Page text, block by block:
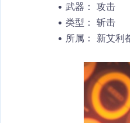
武器： 攻击
类型： 斩击
所属：
新艾利